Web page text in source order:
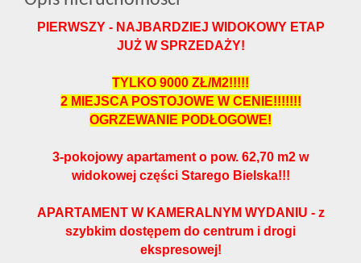
PIERWSZY - NAJBARDZIEJ WIDOKOWY ETAP
JUŻ W SPRZEDAŻY!
TYLKO 9000 ZŁ/M2!!!!!
2 MIEJSCA POSTOJOWE W CENIE!!!!!!!
OGRZEWANIE PODŁOGOWE!
3-pokojowy apartament o pow. 62,70 m2 w
widokowej części Starego Bielska!!!
APARTAMENT W KAMERALNYM WYDANIU - z
szybkim dostępem do centrum i drogi
ekspresowej!